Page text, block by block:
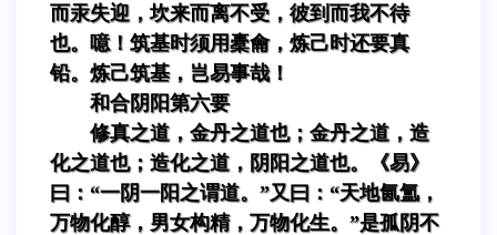
而汞失迎，坎来而离不受，彼到而我不待
也。噫！筑基时须用橐龠，炼己时还要真
铅。炼己筑基，岂易事哉！
和合阴阳第六要
修真之道，金丹之道也；金丹之道，造
化之道也；造化之道，阴阳之道也。《易》
曰：“一阴一阳之谓道。”又曰：“天地氤氲，
万物化醇，男女构精，万物化生。”是孤阴不